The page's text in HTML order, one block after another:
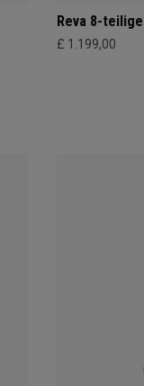
Reva 8-
£ 1.199,00